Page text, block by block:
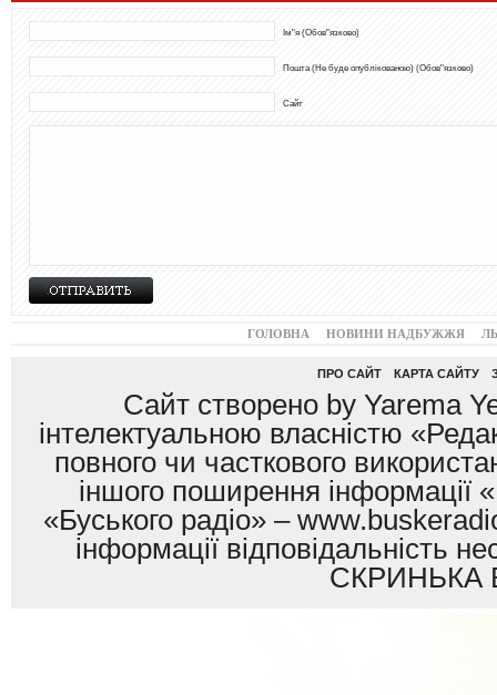
Ім"я (Обов"язково)
Пошта (Не буде опублікованою) (Обов"язково)
Сайт
ГОЛОВНА НОВИНИ НАДБУЖЖЯ
ПРО САЙТ КАРТА САЙТУ
Сайт створено by Yarema
інтелектуальною власністю
повного чи часткового
іншого поширення інформації
«Буського радіо» –
інформації
СКРИНЬКА